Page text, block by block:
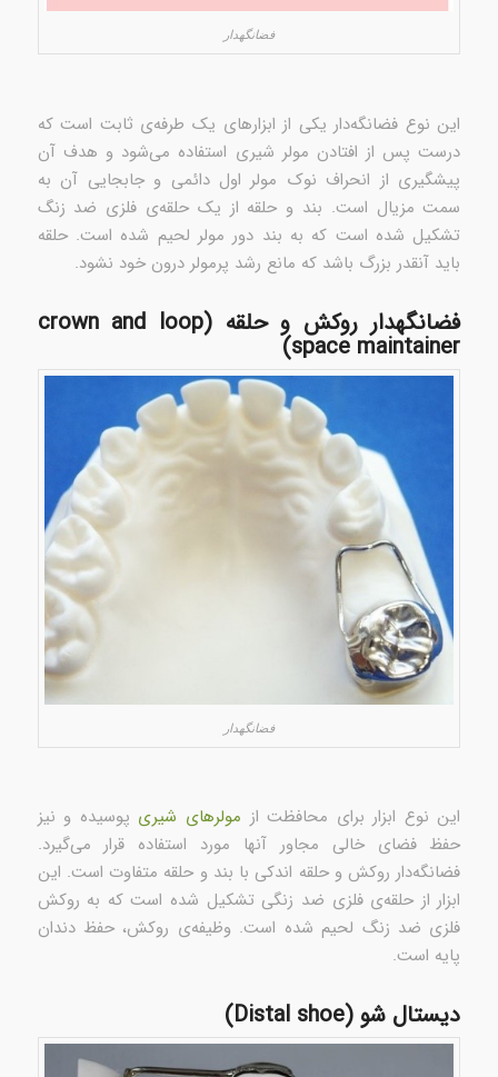
فضانگهدار
این نوع فضانگه‌دار یکی از ابزارهای یک طرفه‌ی ثابت است که
درست پس از افتادن مولر شیری استفاده می‌شود و هدف آن
پیشگیری از انحراف نوک مولر اول دائمی و جابجایی آن به
سمت مزیال است. بند و حلقه از یک حلقه‌ی فلزی ضد زنگ
تشکیل شده است که به بند دور مولر لحیم شده است. حلقه
باید آنقدر بزرگ باشد که مانع رشد پرمولر درون خود نشود.
فضانگهدار روکش و حلقه (crown and loop
space maintainer)
فضانگهدار
این نوع ابزار برای محافظت از مولرهای شیری پوسیده و نیز
حفظ فضای خالی مجاور آنها مورد استفاده قرار می‌گیرد.
فضانگه‌دار روکش و حلقه اندکی با بند و حلقه متفاوت است. این
ابزار از حلقه‌ی فلزی ضد زنگی تشکیل شده است که به روکش
فلزی ضد زنگ لحیم شده است. وظیفه‌ی روکش، حفظ دندان
پایه است.
دیستال شو (Distal shoe)